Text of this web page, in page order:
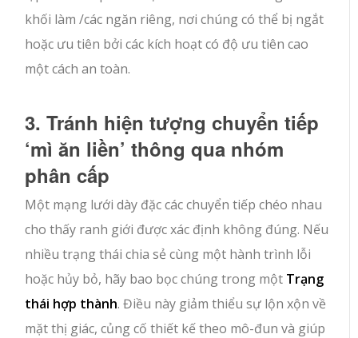
khối làm /các ngăn riêng, nơi chúng có thể bị ngắt
hoặc ưu tiên bởi các kích hoạt có độ ưu tiên cao
một cách an toàn.
3. Tránh hiện tượng chuyển tiếp
‘mì ăn liền’ thông qua nhóm
phân cấp
Một mạng lưới dày đặc các chuyển tiếp chéo nhau
cho thấy ranh giới được xác định không đúng. Nếu
nhiều trạng thái chia sẻ cùng một hành trình lỗi
hoặc hủy bỏ, hãy bao bọc chúng trong một Trạng
thái hợp thành. Điều này giảm thiểu sự lộn xộn về
mặt thị giác, củng cố thiết kế theo mô-đun và giúp